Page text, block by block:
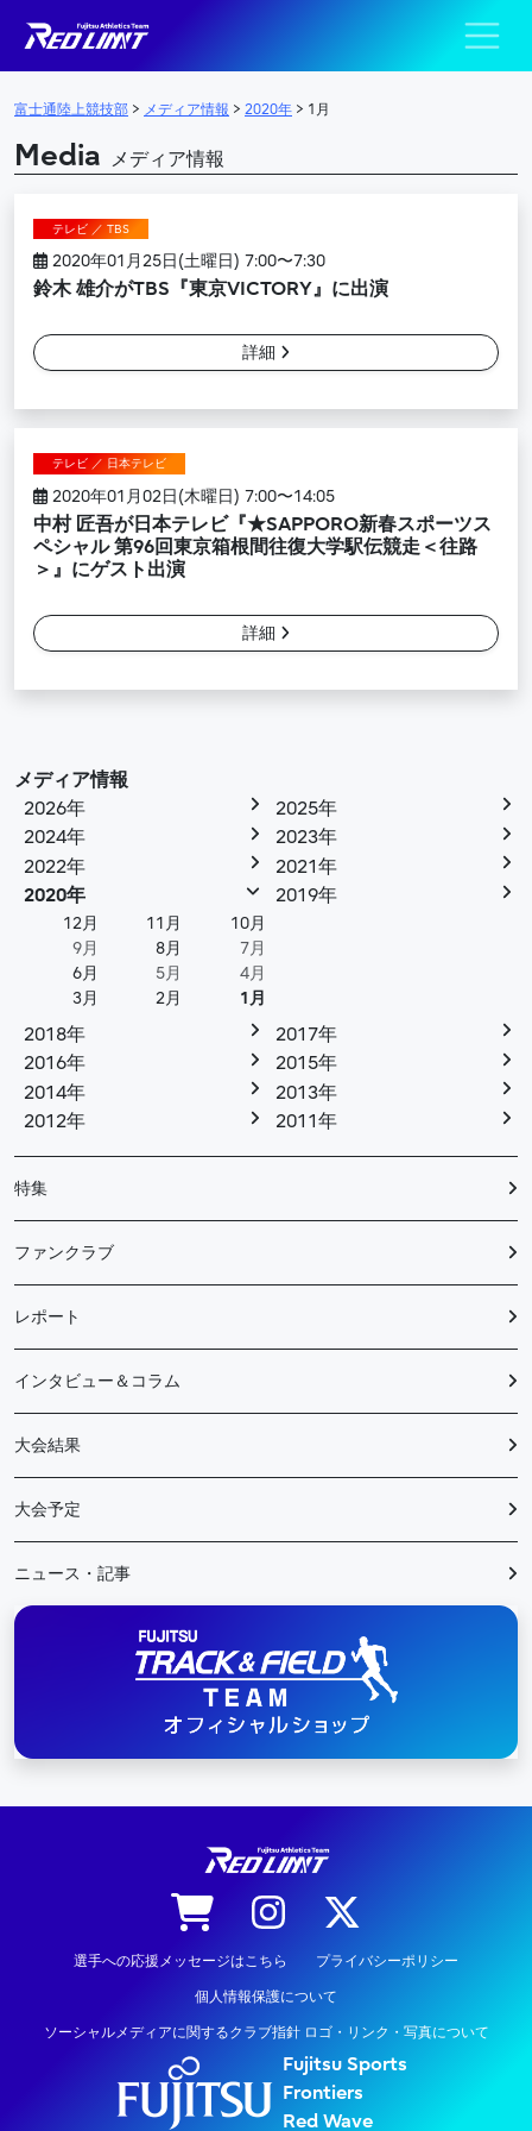
メインナビゲーション
陸上競技部 –
富士通陸上競技部 > メディア情報 > 2020年 > 1月
Media メディア情報
テレビ ／ TBS
2020年01月25日(土曜日) 7:00〜7:30
鈴木 雄介がTBS『東京VICTORY』に出演
詳細
テレビ ／ 日本テレビ
2020年01月02日(木曜日) 7:00〜14:05
中村 匠吾が日本テレビ『★SAPPORO新春スポーツス
ペシャル 第96回東京箱根間往復大学駅伝競走＜往路
＞』にゲスト出演
詳細
メディア情報
2026年
2025年
2024年
2023年
2022年
2021年
2020年
12月 11月
10月
9月
8月
7月
6月
5月
4月
3月
2月 1月
2019年
2018年
2017年
2016年
2015年
2014年
2013年
2012年
2011年
特集
ファンクラブ
レポート
インタビュー＆コラム
大会結果
大会予定
ニュース・記事
選手への応援メッセージはこちら プライバシーポリシー
個人情報保護について
ソーシャルメディアに関するクラブ指針 ロゴ・リンク・写真について
Fujitsu Sports
Frontiers
Red Wave